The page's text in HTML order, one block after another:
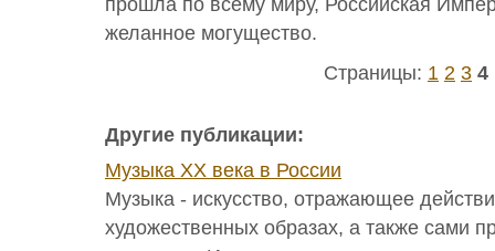
прошла по всему миру, Российская
желанное могущество.
Страницы: 1 2 3 4
Другие публикации:
Музыка ХХ века в России
Музыка - искусство, отражающее
художественных образах, а также сами